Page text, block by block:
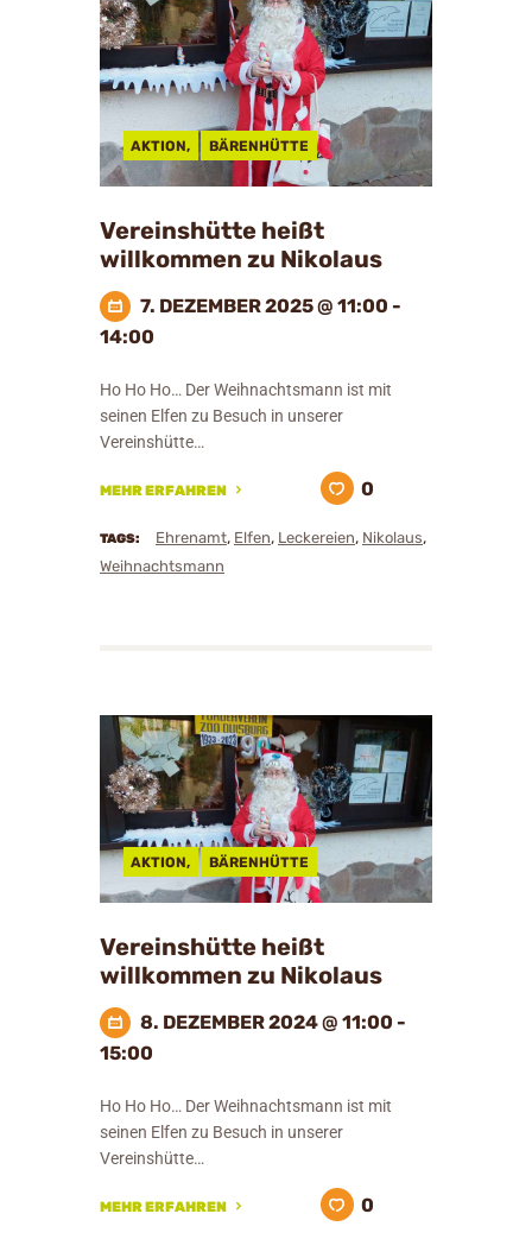
AKTION, BÄRENHÜTTE
Vereinshütte heißt
willkommen zu Nikolaus
7. DEZEMBER 2025 @ 11:00 -
14:00
Ho Ho Ho… Der Weihnachtsmann ist mit
seinen Elfen zu Besuch in unserer
Vereinshütte…
MEHR ERFAHREN 0
TAGS: Ehrenamt, Elfen, Leckereien, Nikolaus,
Weihnachtsmann
AKTION, BÄRENHÜTTE
Vereinshütte heißt
willkommen zu Nikolaus
8. DEZEMBER 2024 @ 11:00 -
15:00
Ho Ho Ho… Der Weihnachtsmann ist mit
seinen Elfen zu Besuch in unserer
Vereinshütte…
MEHR ERFAHREN 0